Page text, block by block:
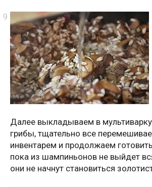
Далее выкладываем в
грибы, тщательно все
инвентарем и продолжаем
пока из шампиньонов не выйдет
они не начнут становиться